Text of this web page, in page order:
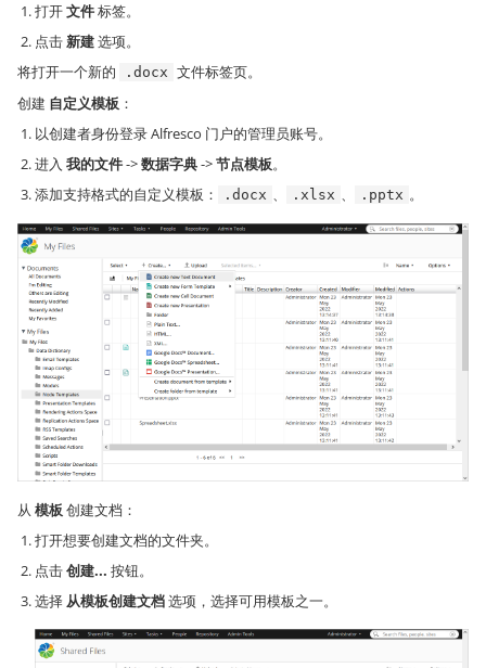
打开文件标签。
点击新建选项。
将打开一个新的
.docx 文件标签页。
创建 自定义模板 ：
以创建者身份登录 Alfresco 门户的管理员账号。
进入 我的文件->数据字典->节点模板。
添加支持格式的自定义模板：
.docx 、 .xlsx 、 .pptx 。
从 模板创建文档：
打开想要创建文档的文件夹。
点击创建... 按钮。
选择从模板创建文档选项，选择可用模板之一。